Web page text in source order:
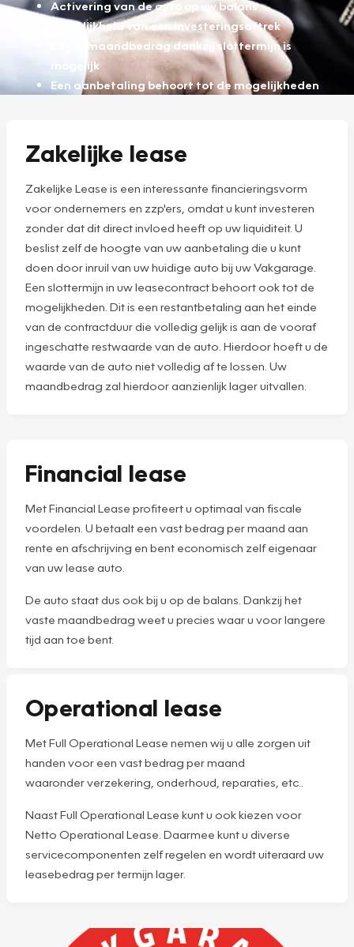
Activering van de auto op uw balans
Mogelijkheid van een investeringsaftrek
Lager maandbedrag dankzij slottermijn is
mogelijk
Een aanbetaling behoort tot de mogelijkheden
Zakelijke lease
Zakelijke Lease is een interessante financieringsvorm
voor ondernemers en zzp'ers, omdat u kunt investeren
zonder dat dit direct invloed heeft op uw liquiditeit. U
beslist zelf de hoogte van uw aanbetaling die u kunt
doen door inruil van uw huidige auto bij uw Vakgarage.
Een slottermijn in uw leasecontract behoort ook tot de
mogelijkheden. Dit is een restantbetaling aan het einde
van de contractduur die volledig gelijk is aan de vooraf
ingeschatte restwaarde van de auto. Hierdoor hoeft u de
waarde van de auto niet volledig af te lossen. Uw
maandbedrag zal hierdoor aanzienlijk lager uitvallen.
Financial lease
Met Financial Lease profiteert u optimaal van fiscale
voordelen. U betaalt een vast bedrag per maand aan
rente en afschrijving en bent economisch zelf eigenaar
van uw lease auto.
De auto staat dus ook bij u op de balans. Dankzij het
vaste maandbedrag weet u precies waar u voor langere
tijd aan toe bent.
Operational lease
Met Full Operational Lease nemen wij u alle zorgen uit
handen voor een vast bedrag per maand
waaronder verzekering, onderhoud, reparaties, etc..
Naast Full Operational Lease kunt u ook kiezen voor
Netto Operational Lease. Daarmee kunt u diverse
servicecomponenten zelf regelen en wordt uiteraard uw
leasebedrag per termijn lager.